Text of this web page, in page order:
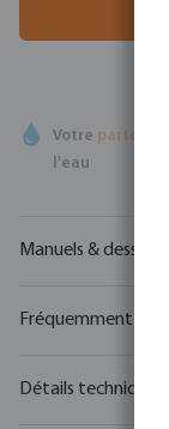
Votre
l'eau
Manuels & dessins
Fréquemment
Détails techniques